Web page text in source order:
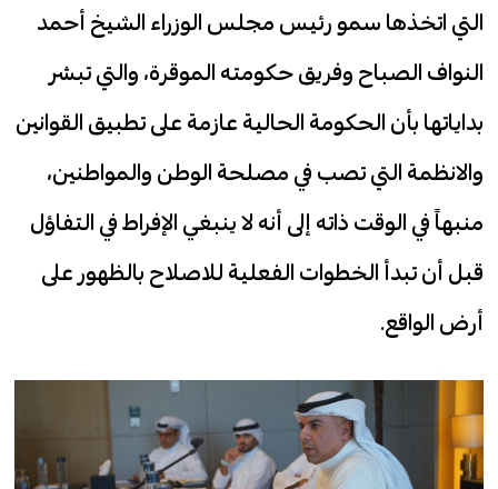
التي اتخذها سمو رئيس مجلس الوزراء الشيخ أحمد
النواف الصباح وفريق حكومته الموقرة، والتي تبشر
بداياتها بأن الحكومة الحالية عازمة على تطبيق القوانين
والانظمة التي تصب في مصلحة الوطن والمواطنين،
منبهاً في الوقت ذاته إلى أنه لا ينبغي الإفراط في التفاؤل
قبل أن تبدأ الخطوات الفعلية للاصلاح بالظهور على
أرض الواقع.